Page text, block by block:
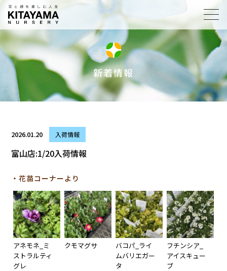
新着情報
2026.01.20 入荷情報
富山店:1/20入荷情報
・花苗コーナーより
アネモネ_ミ
ストラルティ
グレ
クモマグサ
バコパ_ライ
ムバリエガー
タ
フチンシア_
アイスキュー
ブ